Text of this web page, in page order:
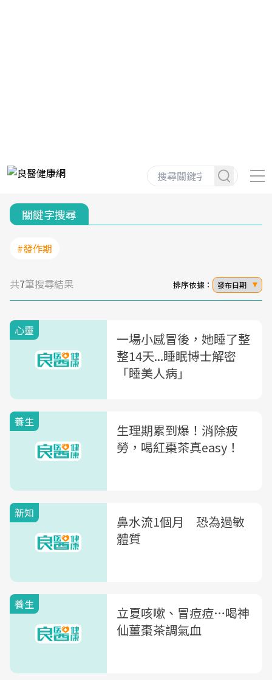
關鍵字搜尋
#發作期
共7筆搜尋結果 排序依據： 發布日期
心靈
一場小感冒後，她睡了整
整14天...睡眠博士解密
「睡美人病」
養生
生理期累到爆！消除疲
勞，喝紅棗茶真easy！
新知
鼻水流1個月 恐為過敏
體質
養生
立夏咳嗽、冒痘痘…喝神
仙薑棗茶調氣血